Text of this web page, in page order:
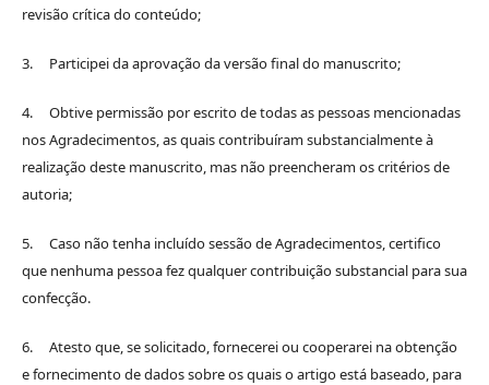
revisão crítica do conteúdo;
3. Participei da aprovação da versão final do manuscrito;
4. Obtive permissão por escrito de todas as pessoas mencionadas
nos Agradecimentos, as quais contribuíram substancialmente à
realização deste manuscrito, mas não preencheram os critérios de
autoria;
5. Caso não tenha incluído sessão de Agradecimentos, certifico
que nenhuma pessoa fez qualquer contribuição substancial para sua
confecção.
6. Atesto que, se solicitado, fornecerei ou cooperarei na obtenção
e fornecimento de dados sobre os quais o artigo está baseado, para